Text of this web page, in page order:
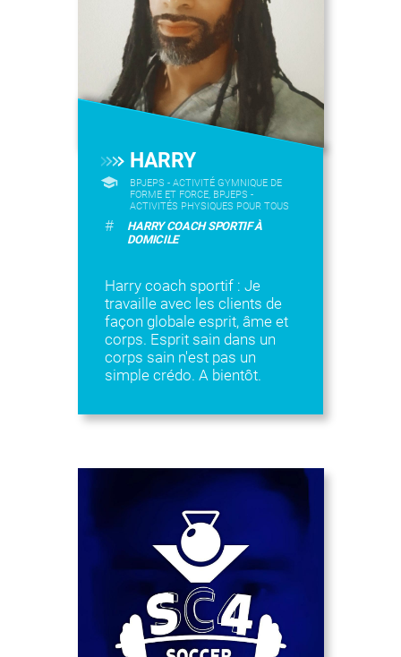
HARRY
BPJEPS - ACTIVITÉ GYMNIQUE DE
FORME ET FORCE, BPJEPS -
ACTIVITÉS PHYSIQUES POUR TOUS
#
HARRY COACH SPORTIF À
DOMICILE
Harry coach sportif : Je
travaille avec les clients de
façon globale esprit, âme et
corps. Esprit sain dans un
corps sain n'est pas un
simple crédo. A bientôt.